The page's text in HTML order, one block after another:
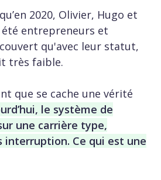
2020, Olivier, Hugo et
entrepreneurs et
qu'avec leur statut,
très faible.
que se cache une vérité
le système de
une carrière type,
interruption. Ce qui est une